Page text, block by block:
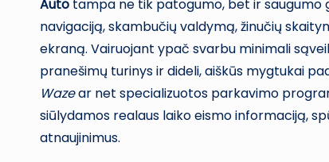
Auto tampa ne tik patogumo, bet ir saugumo
navigaciją, skambučių valdymą, žinučių
ekraną. Vairuojant ypač svarbu minimali
pranešimų turinys ir dideli, aiškūs mygtukai
Wazear net specializuotos parkavimo
siūlydamos realaus laiko eismo informaciją,
atnaujinimus.